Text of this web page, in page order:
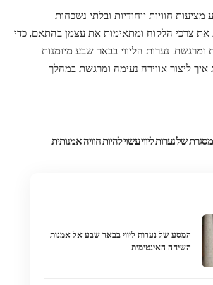
מציעות חוויות ייחודיות ובלתי נשכחות
את צרכי הלקוח ומתאימות את עצמן בהתאם, כדי
נערות הליווי בבאר שבע מיומנות
איך ליצור אווירה נעימה ומרגשת במהלך
של נערות ליווי עשוי להיות חוויה אמנותית
המסע של נערות ליווי בבאר שבע אל אמנות
השיחה האינטימית